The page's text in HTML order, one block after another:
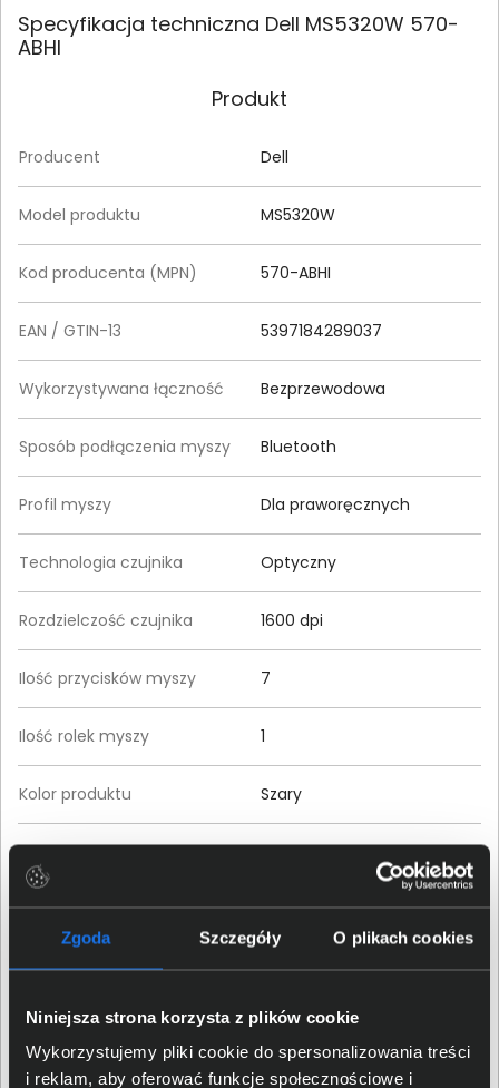
Zgoda Szczegóły O plikach cookies
Niniejsza strona korzysta z plików cookie
Wykorzystujemy pliki cookie do spersonalizowania treści
i reklam, aby oferować funkcje społecznościowe i
Specyfikacja techniczna Dell MS5320W 570-
ABHI
Produkt
Producent Dell
Model produktu MS5320W
Kod producenta (MPN) 570-ABHI
EAN / GTIN-13 5397184289037
Wykorzystywana łączność Bezprzewodowa
Sposób podłączenia myszy Bluetooth
Profil myszy Dla praworęcznych
Technologia czujnika Optyczny
Rozdzielczość czujnika 1600 dpi
Ilość przycisków myszy 7
Ilość rolek myszy 1
Kolor produktu Szary
Waga produktu 0,08 kg
przepisami
Dane producenta
Rock, TX 78682, US
Osoba odpowiedzialna za Dell Sp. z o.o.; ul. Inflancka